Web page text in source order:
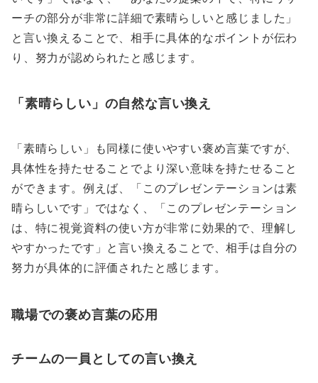
ーチの部分が非常に詳細で素晴らしいと感じました」
と言い換えることで、相手に具体的なポイントが伝わ
り、努力が認められたと感じます。
「素晴らしい」の自然な言い換え
「素晴らしい」も同様に使いやすい褒め言葉ですが、
具体性を持たせることでより深い意味を持たせること
ができます。例えば、「このプレゼンテーションは素
晴らしいです」ではなく、「このプレゼンテーション
は、特に視覚資料の使い方が非常に効果的で、理解し
やすかったです」と言い換えることで、相手は自分の
努力が具体的に評価されたと感じます。
職場での褒め言葉の応用
チームの一員としての言い換え